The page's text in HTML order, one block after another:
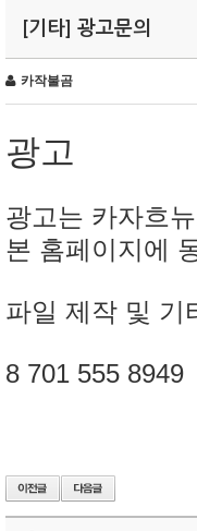
[기타] 광고문의
카작불곰
광고
광고는 카자흐
본 홈페이지에
파일 제작 및 기
8 701 555 8949